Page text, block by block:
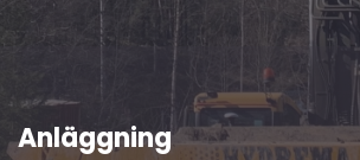
Anläggning